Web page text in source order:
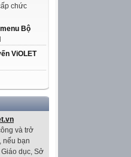
chức
Bộ
ViOLET
và trở
nếu bạn
dục, Sở